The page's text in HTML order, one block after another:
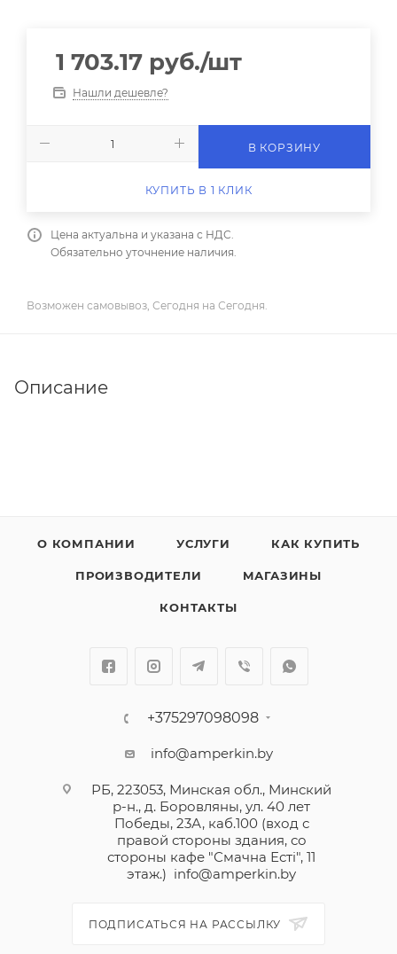
1 703.17 руб./шт
Нашли дешевле?
В КОРЗИНУ
КУПИТЬ В 1 КЛИК
Цена актуальна и указана с НДС.
Обязательно уточнение наличия.
Возможен самовывоз, Сегодня на Сегодня.
Описание
О КОМПАНИИ УСЛУГИ КАК КУПИТЬ
ПРОИЗВОДИТЕЛИ МАГАЗИНЫ
КОНТАКТЫ
+375297098098
info@amperkin.by
РБ, 223053, Минская обл., Минский
р-н., д. Боровляны, ул. 40 лет
Победы, 23А, каб.100 (вход с
правой стороны здания, со
стороны кафе "Смачна Естi", 11
этаж.) info@amperkin.by
ПОДПИСАТЬСЯ НА РАССЫЛКУ